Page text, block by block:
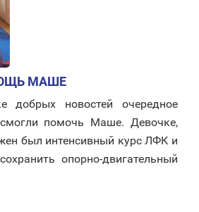
МАШЕ
добрых новостей очередное
помочь Маше. Девочке,
был интенсивный курс ЛФК и
опорно-двигательный